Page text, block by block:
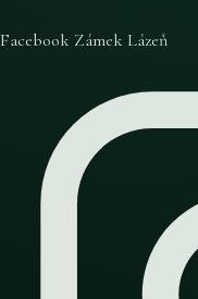
Facebook Zámek Lázeň